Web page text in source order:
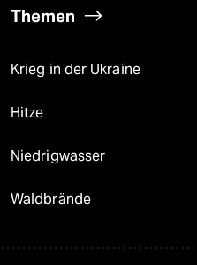
Themen
Krieg in der Ukraine
Hitze
Niedrigwasser
Waldbrände